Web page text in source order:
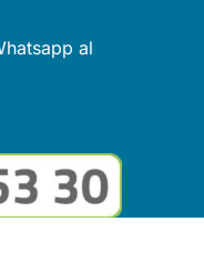
al